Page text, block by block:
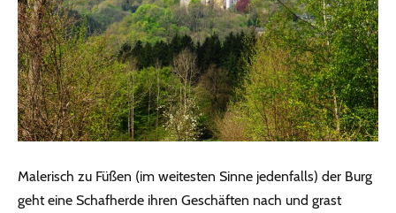
Malerisch zu Füßen (im weitesten Sinne jedenfalls) der Burg
geht eine Schafherde ihren Geschäften nach und grast